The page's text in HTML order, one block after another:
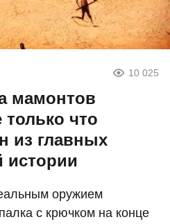
10 025
мамонтов
что
из главных
оружием
с крючком на конце